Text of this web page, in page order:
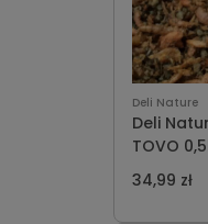
Deli Nature
Deli
TOVO
insekty)
34,99 zł